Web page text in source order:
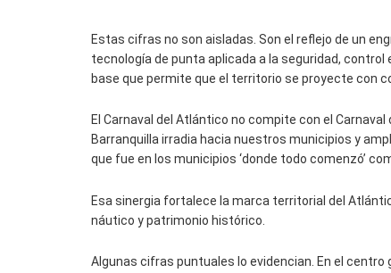
Estas cifras no son aisladas. Son el reflejo de un
tecnología de punta aplicada a la seguridad,
base que permite que el territorio se proyecte con
El Carnaval del Atlántico no compite con el
Barranquilla irradia hacia nuestros municipios y
que fue en los municipios ‘donde todo comenzó’
Esa sinergia fortalece la marca territorial del
náutico y patrimonio histórico.
Algunas cifras puntuales lo evidencian. En el